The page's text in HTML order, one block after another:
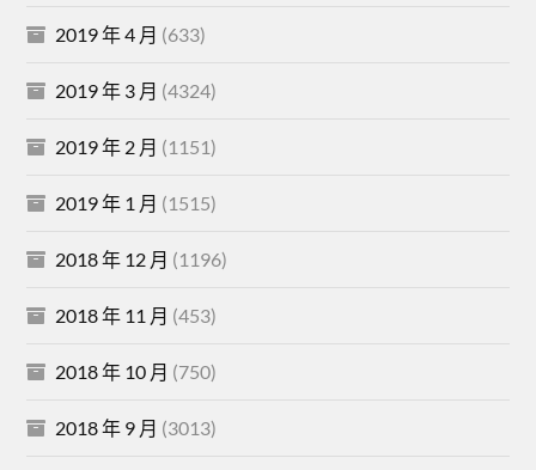
2019 年 4 月 (633)
2019 年 3 月 (4324)
2019 年 2 月 (1151)
2019 年 1 月 (1515)
2018 年 12 月 (1196)
2018 年 11 月 (453)
2018 年 10 月 (750)
2018 年 9 月 (3013)